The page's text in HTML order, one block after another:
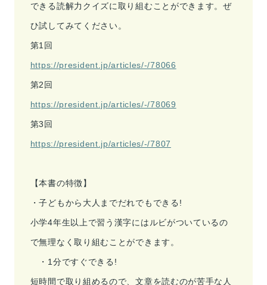
採用情報
IR・サステナビリティ
できる読解力クイズに取り組むことができます。ぜ
ひ試してみてください。
第1回
https://president.jp/articles/-/78066
第2回
https://president.jp/articles/-/78069
第3回
https://president.jp/articles/-/7807
【本書の特徴】
・子どもから大人までだれでもできる!
小学4年生以上で習う漢字にはルビがついているの
で無理なく取り組むことができます。
・1分ですぐできる!
短時間で取り組めるので、文章を読むのが苦手な人